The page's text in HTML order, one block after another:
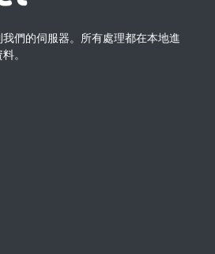
們的伺服器。所有處理都在本地進
。